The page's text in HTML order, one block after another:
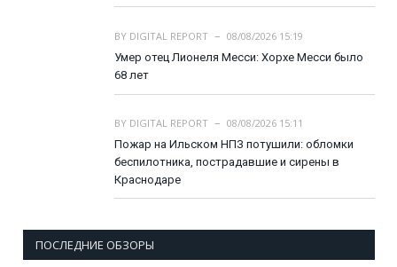
BY DIGITAL REPORT
08/08/2026 15:19
Умер отец Лионеля Месси: Хорхе Месси было
68 лет
BY DIGITAL REPORT
08/08/2026 15:11
Пожар на Ильском НПЗ потушили: обломки
беспилотника, пострадавшие и сирены в
Краснодаре
ПОСЛЕДНИЕ ОБЗОРЫ